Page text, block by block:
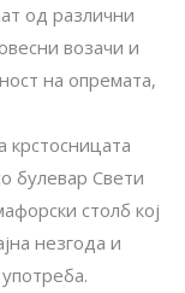
од различни
возачи и
на опремата,
крстосницата
булевар Свети
столб кој
незгода и